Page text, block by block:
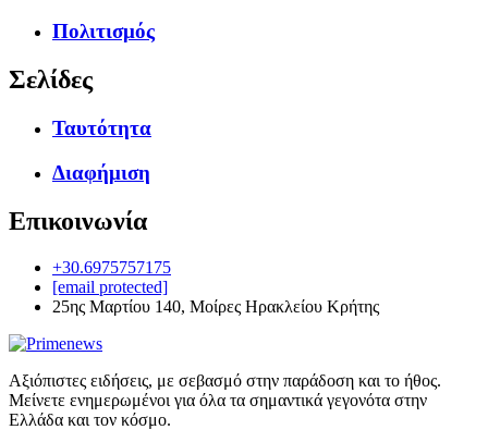
Πολιτισμός
Σελίδες
Ταυτότητα
Διαφήμιση
Επικοινωνία
+30.6975757175
[email protected]
25ης Μαρτίου 140, Μοίρες Ηρακλείου Κρήτης
Αξιόπιστες ειδήσεις, με σεβασμό στην παράδοση και το ήθος.
Μείνετε ενημερωμένοι για όλα τα σημαντικά γεγονότα στην
Ελλάδα και τον κόσμο.